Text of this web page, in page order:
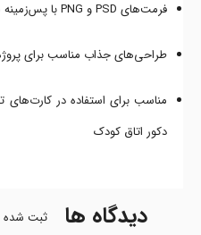
فرمت‌های PSD و PNG با پس‌زمینه شفاف
طراحی‌های جذاب مناسب برای
مناسب برای استفاده در کارت‌های
دکور اتاق کودک
دیدگاه ها ثبت شده